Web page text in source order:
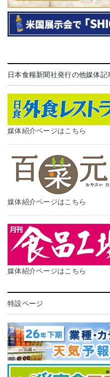
日本食糧新聞社発行の他媒体記
媒体紹介ページはこちら
媒体紹介ページはこちら
媒体紹介ページはこちら
特設ページ